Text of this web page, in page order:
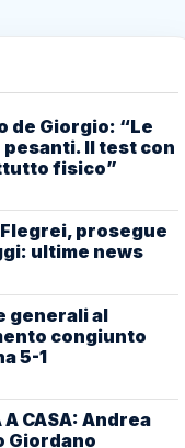
de Giorgio: “Le
Il test con
fisico”
prosegue
ultime news
generali al
congiunto
5-1
A CASA: Andrea
Giordano